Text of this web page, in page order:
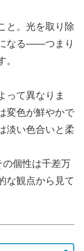
と。光を取り除
なる――つまり
。
って異なりま
変色が鮮やかで
淡い色合いと柔
の個性は千差万
な観点から見て